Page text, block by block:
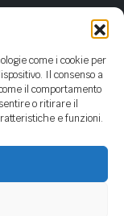
come i cookie per
Il consenso a
il comportamento
o ritirare il
e funzioni.
F.lli - P.Iva